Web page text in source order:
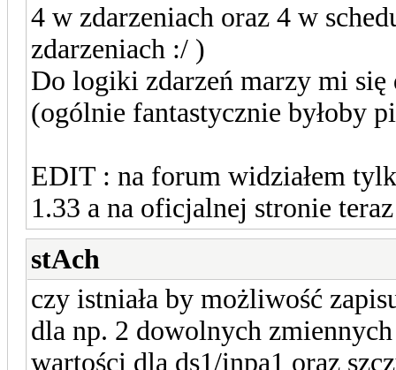
4 w zdarzeniach oraz 4 w
zdarzeniach :/ )
Do logiki zdarzeń marzy mi
(ogólnie fantastycznie byłoby
EDIT : na forum widziałem
1.33 a na oficjalnej stronie
stAch
czy istniała by możliwość
dla np. 2 dowolnych
wartości dla ds1/inpa1 oraz